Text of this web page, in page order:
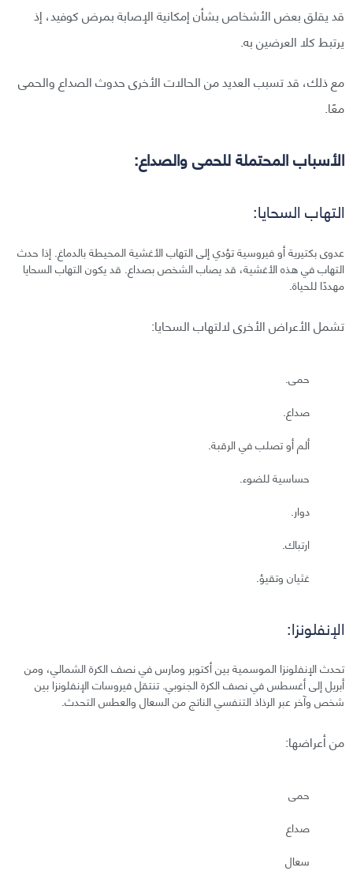
قد يقلق بعض الأشخاص بشأن إمكانية الإصابة بمرض كوفيد، إذ
يرتبط كلا العرضين به.
مع ذلك، قد تسبب العديد من الحالات الأخرى حدوث الصداع والحمى
معًا.
الأسباب المحتملة للحمى والصداع:
التهاب السحايا:
عدوى بكتيرية أو فيروسية تؤدي إلى التهاب الأغشية المحيطة بالدماغ. إذا حدث
التهاب في هذه الأغشية، قد يصاب الشخص بصداع. قد يكون التهاب السحايا
مهددًا للحياة.
تشمل الأعراض الأخرى لالتهاب السحايا:
حمى.
صداع.
ألم أو تصلب في الرقبة.
حساسية للضوء.
دوار.
ارتباك.
غثيان وتقيؤ.
الإنفلونزا:
تحدث الإنفلونزا الموسمية بين أكتوبر ومارس في نصف الكرة الشمالي، ومن
أبريل إلى أغسطس في نصف الكرة الجنوبي. تنتقل فيروسات الإنفلونزا بين
شخص وآخر عبر الرذاذ التنفسي الناتج من السعال والعطس التحدث.
من أعراضها:
حمى
صداع
سعال